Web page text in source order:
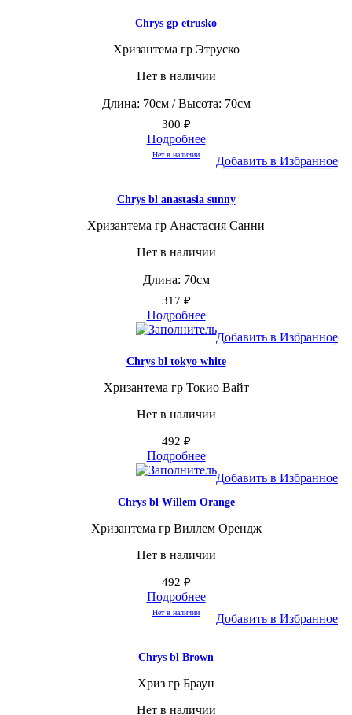
Chrys gp etrusko
Хризантема гр Этруско
Нет в наличии
Длина: 70см / Высота: 70см
300 ₽
Подробнее
Нет в наличии Добавить в Избранное
Chrys bl anastasia sunny
Хризантема гр Анастасия Санни
Нет в наличии
Длина: 70см
317 ₽
Подробнее
Добавить в Избранное
Chrys bl tokyo white
Хризантема гр Токио Вайт
Нет в наличии
492 ₽
Подробнее
Добавить в Избранное
Chrys bl Willem Orange
Хризантема гр Виллем Орендж
Нет в наличии
492 ₽
Подробнее
Нет в наличии Добавить в Избранное
Chrys bl Brown
Хриз гр Браун
Нет в наличии